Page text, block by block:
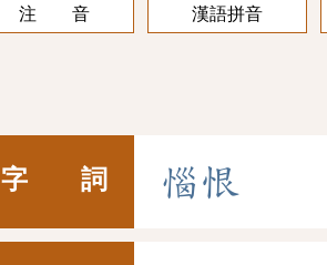
注 音 漢語拼音
字 詞 惱恨